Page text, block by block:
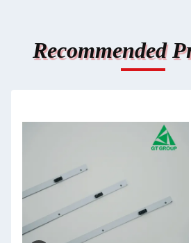
Recommended